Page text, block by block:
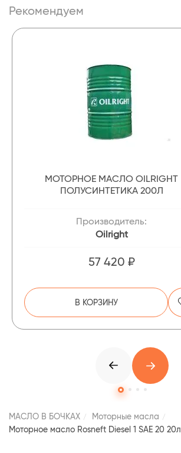
Рекомендуем
МОТОРНОЕ МАСЛО OILRIGHT
ПОЛУСИНТЕТИКА 200Л
Производитель:
Oilright
57 420 ₽
В КОРЗИНУ
МАСЛО В БОЧКАХ
Моторные масла
Моторное масло Rosneft Diesel 1 SAE 20 20л